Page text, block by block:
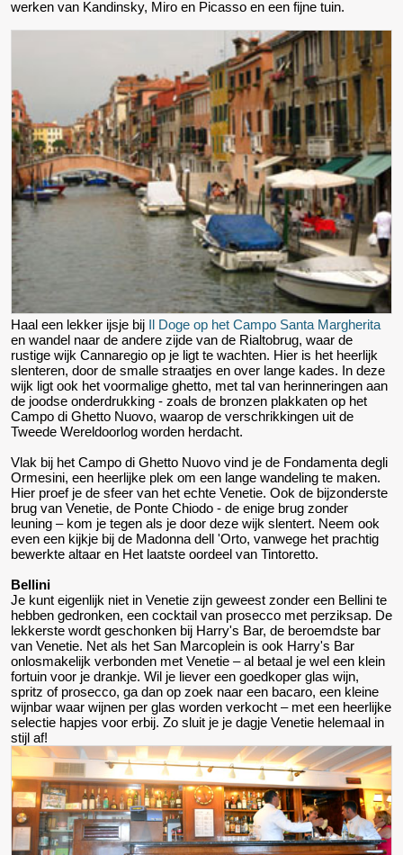
werken van Kandinsky, Miro en Picasso en een fijne tuin.
Haal een lekker ijsje bij Il Doge op het Campo Santa Margherita
en wandel naar de andere zijde van de Rialtobrug, waar de
rustige wijk Cannaregio op je ligt te wachten. Hier is het heerlijk
slenteren, door de smalle straatjes en over lange kades. In deze
wijk ligt ook het voormalige ghetto, met tal van herinneringen aan
de joodse onderdrukking - zoals de bronzen plakkaten op het
Campo di Ghetto Nuovo, waarop de verschrikkingen uit de
Tweede Wereldoorlog worden herdacht.
Vlak bij het Campo di Ghetto Nuovo vind je de Fondamenta degli
Ormesini, een heerlijke plek om een lange wandeling te maken.
Hier proef je de sfeer van het echte Venetie. Ook de bijzonderste
brug van Venetie, de Ponte Chiodo - de enige brug zonder
leuning – kom je tegen als je door deze wijk slentert. Neem ook
even een kijkje bij de Madonna dell 'Orto, vanwege het prachtig
bewerkte altaar en Het laatste oordeel van Tintoretto.
Bellini
Je kunt eigenlijk niet in Venetie zijn geweest zonder een Bellini te
hebben gedronken, een cocktail van prosecco met perziksap. De
lekkerste wordt geschonken bij Harry's Bar, de beroemdste bar
van Venetie. Net als het San Marcoplein is ook Harry's Bar
onlosmakelijk verbonden met Venetie – al betaal je wel een klein
fortuin voor je drankje. Wil je liever een goedkoper glas wijn,
spritz of prosecco, ga dan op zoek naar een bacaro, een kleine
wijnbar waar wijnen per glas worden verkocht – met een heerlijke
selectie hapjes voor erbij. Zo sluit je je dagje Venetie helemaal in
stijl af!